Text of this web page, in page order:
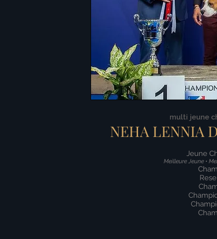
multi jeune
NEHA LENNIA
Jeune
Meilleure Jeune •